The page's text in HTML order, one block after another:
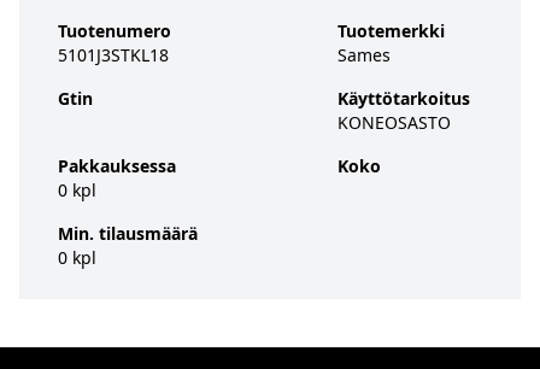
Tuotenumero
5101J3STKL18
Gtin
Pakkauksessa
0 kpl
Min. tilausmäärä
0 kpl
Tuotemerkki
Sames
Käyttötarkoitus
KONEOSASTO
Koko